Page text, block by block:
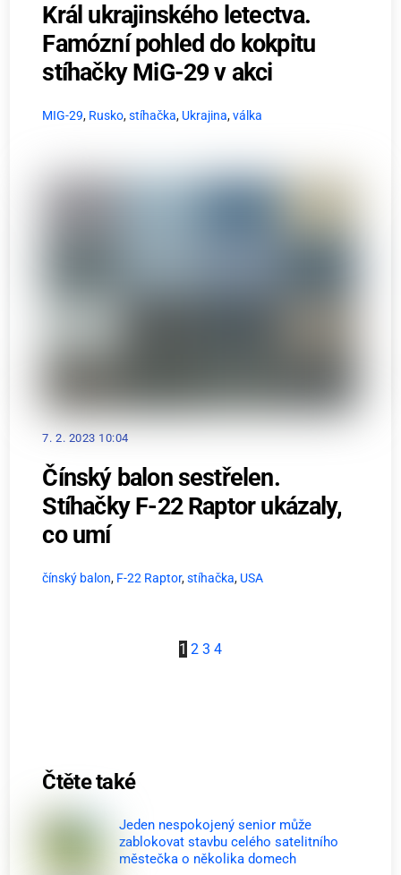
Král ukrajinského letectva.
Famózní pohled do kokpitu
stíhačky MiG-29 v akci
MIG-29, Rusko,stíhačka, Ukrajina,válka
7. 2. 2023 10:04
Čínský balon sestřelen.
Stíhačky F-22 Raptor ukázaly,
co umí
čínský balon, F-22 Raptor,stíhačka, USA
1 2 3 4
Čtěte také
Jeden nespokojený senior může
zablokovat stavbu celého satelitního
městečka o několika domech